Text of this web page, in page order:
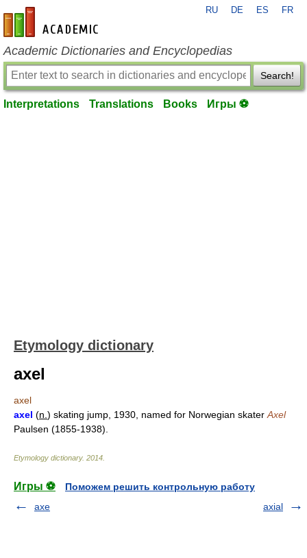
en-academic.com
RU DE ES FR
Academic Dictionaries and Encyclopedias
Search!
Interpretations Translations Books Игры ⚽
Etymology dictionary
axel
axel
axel (n. ) skating jump, 1930, named for Norwegian skater Axel
Paulsen (1855-1938).
Etymology dictionary. 2014
Игры ⚽
Поможем решить контрольную работу
axe
axial